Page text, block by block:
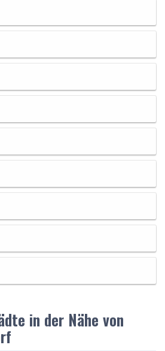
in der Nähe von